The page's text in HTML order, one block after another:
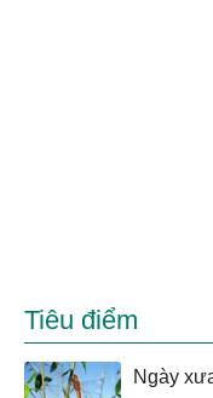
Tiêu điểm
Ngày